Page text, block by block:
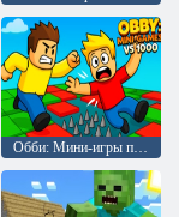
Обби: Мини-игры против 1000